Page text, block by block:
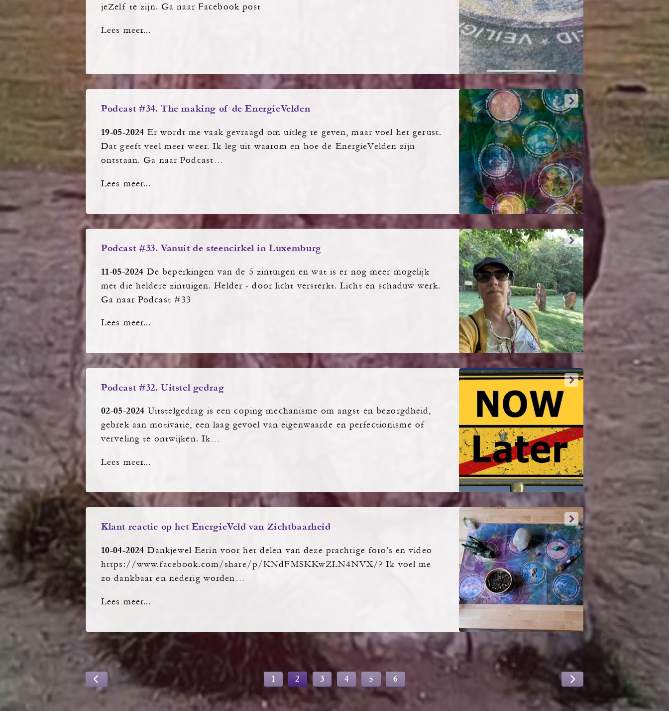
jeZelf te zijn. Ga naar Facebook post
Lees meer...
Podcast #34. The making of de EnergieVelden
19-05-2024 Er wordt me vaak gevraagd om uitleg te geven, maar voel het gerust.
Dat geeft veel meer weer. Ik leg uit waarom en hoe de EnergieVelden zijn
ontstaan. Ga naar Podcast…
Lees meer...
Podcast #33. Vanuit de steencirkel in Luxemburg
11-05-2024 De beperkingen van de 5 zintuigen en wat is er nog meer mogelijk
met die heldere zintuigen. Helder - door licht versterkt. Licht en schaduw werk.
Ga naar Podcast #33
Lees meer...
Podcast #32. Uitstel gedrag
02-05-2024 Uitstelgedrag is een coping mechanisme om angst en bezorgdheid,
gebrek aan motivatie, een laag gevoel van eigenwaarde en perfectionisme of
verveling te ontwijken. Ik…
Lees meer...
Klant reactie op het EnergieVeld van Zichtbaarheid
10-04-2024 Dankjewel Eerin voor het delen van deze prachtige foto’s en video
https://www.facebook.com/share/p/KNdFMSKKwZLN4NVX/? Ik voel me
zo dankbaar en nederig worden…
Lees meer...
1 2 3 4 5 6